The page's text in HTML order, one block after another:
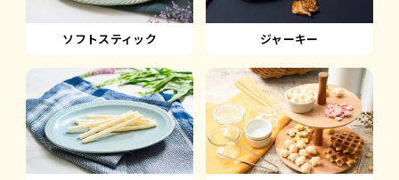
ソフトスティック ジャーキー